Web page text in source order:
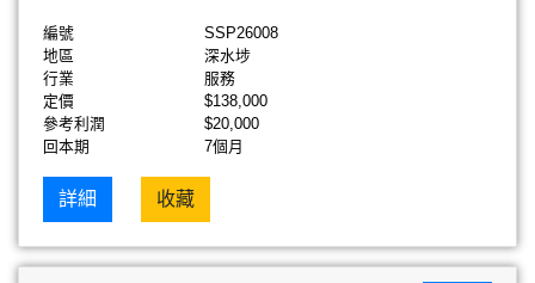
編號
SSP26008
地區
深水埗
行業
服務
定價
$138,000
參考利潤
$20,000
回本期
7個月
詳細 收藏